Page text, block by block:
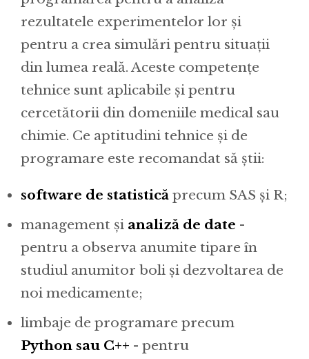
rezultatele experimentelor lor și
pentru a crea simulări pentru situații
din lumea reală. Aceste competențe
tehnice sunt aplicabile și pentru
cercetătorii din domeniile medical sau
chimie. Ce aptitudini tehnice și de
programare este recomandat să știi:
software de statistică precum SAS și R;
management și analiză de date -
pentru a observa anumite tipare în
studiul anumitor boli și dezvoltarea de
noi medicamente;
limbaje de programare precum
Python sau C++ - pentru